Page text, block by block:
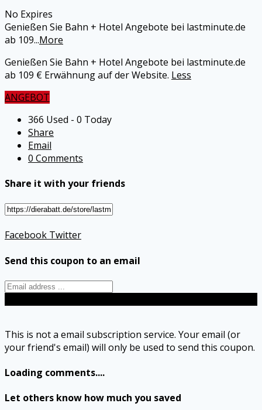
No Expires
Genießen Sie Bahn + Hotel Angebote bei lastminute.de
ab 109...More
Genießen Sie Bahn + Hotel Angebote bei lastminute.de
ab 109 € Erwähnung auf der Website. Less
ANGEBOT
366 Used - 0 Today
Share
Email
0 Comments
Share it with your friends
Facebook Twitter
Send this coupon to an email
This is not a email subscription service. Your email (or
your friend's email) will only be used to send this coupon.
Loading comments....
Let others know how much you saved